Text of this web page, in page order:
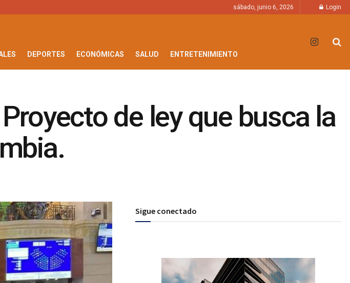
sábado, junio 6, 2026 Login
DEPORTES ECONÓMICAS SALUD ENTRETENIMIENTO
de ley que busca la
Sigue conectado